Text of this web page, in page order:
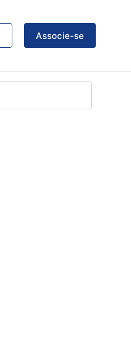
Associe-se